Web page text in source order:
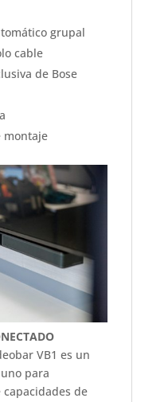
grupal
cable
de Bose
montaje
VB1 es un
para
de